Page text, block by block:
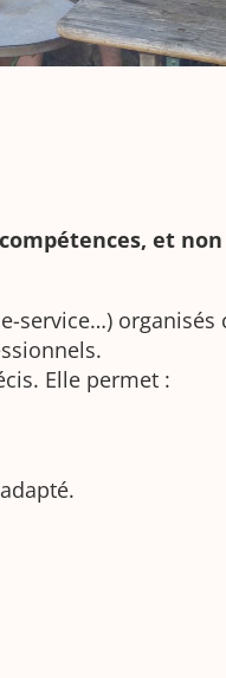
et
service…) organisés
Elle permet :